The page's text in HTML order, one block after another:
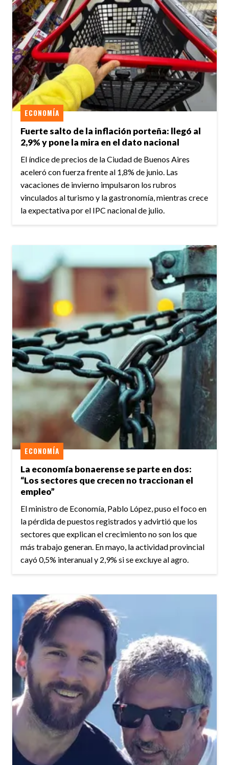
Fuerte salto de la inflación porteña: llegó al
2,9% y pone la mira en el dato nacional
ECONOMÍA
El índice de precios de la Ciudad de Buenos Aires
aceleró con fuerza frente al 1,8% de junio. Las
vacaciones de invierno impulsaron los rubros
vinculados al turismo y la gastronomía, mientras crece
la expectativa por el IPC nacional de julio.
La economía bonaerense se parte en dos:
“Los sectores que crecen no traccionan el
empleo”
ECONOMÍA
El ministro de Economía, Pablo López, puso el foco en
la pérdida de puestos registrados y advirtió que los
sectores que explican el crecimiento no son los que
más trabajo generan. En mayo, la actividad provincial
cayó 0,5% interanual y 2,9% si se excluye al agro.